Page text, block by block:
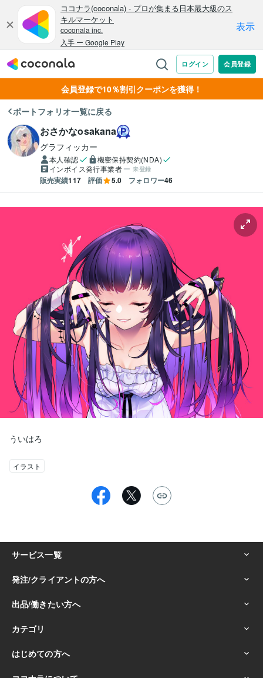
会員登録で10％割引クーポンを獲得！
ポートフォリオ一覧に戻る
おさかなosakana
グラフィッカー
本人確認
機密保持契約(NDA)
インボイス発行事業者
未登録
販売実績117 評価 5.0 フォロワー46
ういはろ
イラスト